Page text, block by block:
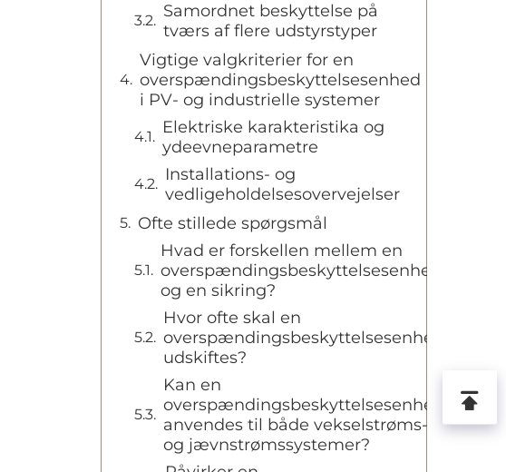
Samordnet beskyttelse på
tværs af flere udstyrstyper
Vigtige valgkriterier for en
overspændingsbeskyttelsesenhed
i PV- og industrielle systemer
Elektriske karakteristika og
ydeevneparametre
Installations- og
vedligeholdelsesovervejelser
Ofte stillede spørgsmål
Hvad er forskellen mellem en
overspændingsbeskyttelsesenhed
og en sikring?
Hvor ofte skal en
overspændingsbeskyttelsesenhed
udskiftes?
Kan en
overspændingsbeskyttelsesenhed
anvendes til både vekselstrøms-
og jævnstrømssystemer?